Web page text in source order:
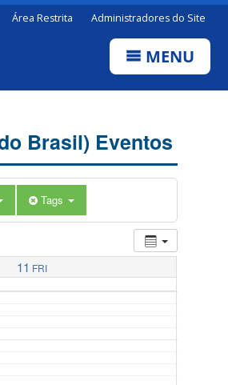
Área Restrita Administradores do Site
MENU
Brasil) Eventos
Tags
11 FRI